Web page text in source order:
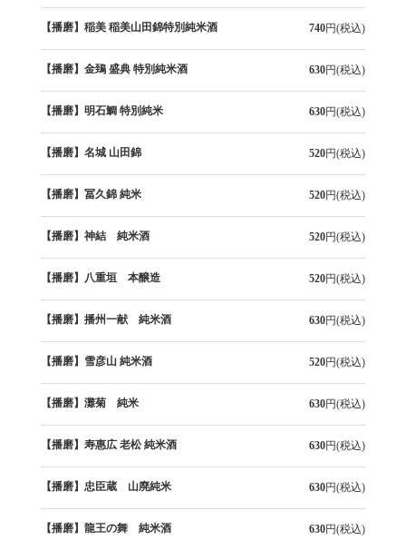
【播磨】稲美 稲美山田錦特別純米酒 740円(税込)
【播磨】金鵄 盛典 特別純米酒 630円(税込)
【播磨】明石鯛 特別純米 630円(税込)
【播磨】名城 山田錦 520円(税込)
【播磨】冨久錦 純米 520円(税込)
【播磨】神結 純米酒 520円(税込)
【播磨】八重垣 本醸造 520円(税込)
【播磨】播州一献 純米酒 630円(税込)
【播磨】雪彦山 純米酒 520円(税込)
【播磨】灘菊 純米 630円(税込)
【播磨】寿惠広 老松 純米酒 630円(税込)
【播磨】忠臣蔵 山廃純米 630円(税込)
【播磨】龍王の舞 純米酒 630円(税込)